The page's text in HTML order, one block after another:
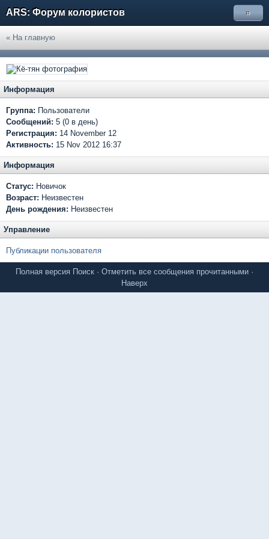
ARS: Форум колористов »
« На главную
Информация
Группа: Пользователи
Сообщений: 5 (0 в день)
Регистрация: 14 November 12
Активность: 15 Nov 2012 16:37
Информация
Статус: Новичок
Возраст: Неизвестен
День рождения: Неизвестен
Управление
Публикации пользователя
Полная версия Поиск · Отметить все сообщения прочитанными ·
Наверх